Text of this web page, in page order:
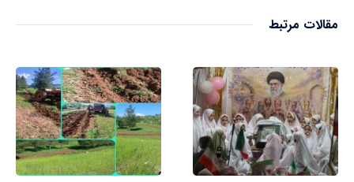
مقالات مرتبط